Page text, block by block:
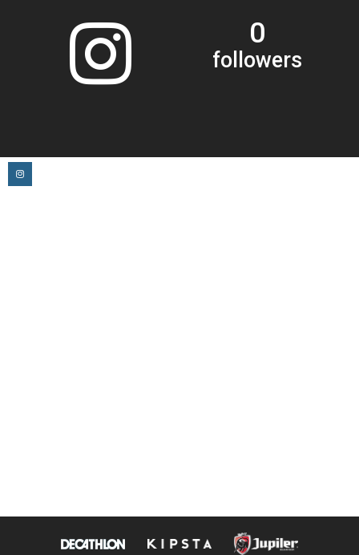
0
followers